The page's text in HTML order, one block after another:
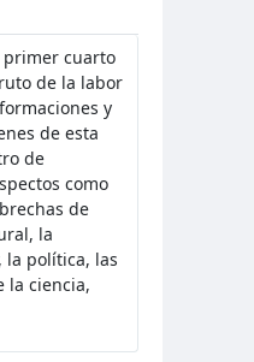
primer cuarto
de la labor
y
de esta
de
como
de
la
la política, las
la ciencia,